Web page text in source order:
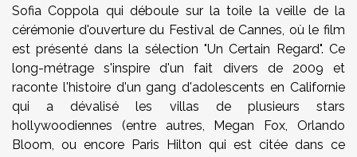
Sofia Coppola qui déboule sur la toile la veille de la
cérémonie d'ouverture du Festival de Cannes, où le film
est présenté dans la sélection "Un Certain Regard". Ce
long-métrage s'inspire d'un fait divers de 2009 et
raconte l'histoire d'un gang d'adolescents en Californie
qui a dévalisé les villas de plusieurs stars
hollywoodiennes (entre autres, Megan Fox, Orlando
Bloom, ou encore Paris Hilton qui est citée dans ce